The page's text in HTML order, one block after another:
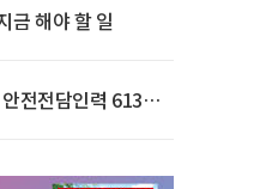
금 해야 할 일
전전담인력 613명